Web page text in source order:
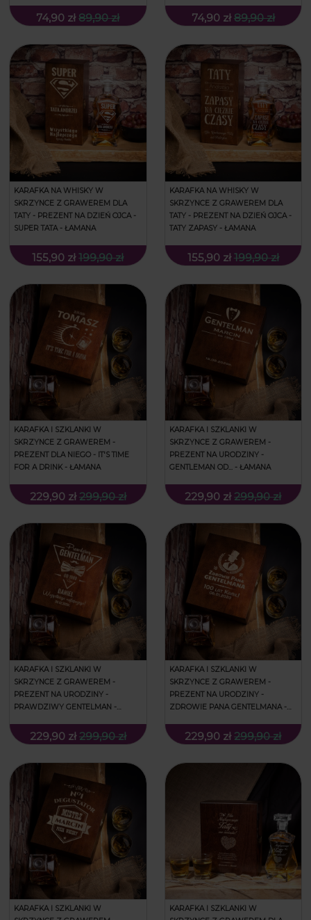
74,90 zł 89,90 zł 74,90 zł 89,90 zł
KARAFKA NA WHISKY W
SKRZYNCE Z GRAWEREM DLA
TATY - PREZENT NA DZIEŃ OJCA -
SUPER TATA - ŁAMANA
155,90 zł 199,90 zł
KARAFKA NA WHISKY W
SKRZYNCE Z GRAWEREM DLA
TATY - PREZENT NA DZIEŃ OJCA -
TATY ZAPASY - ŁAMANA
155,90 zł 199,90 zł
KARAFKA I SZKLANKI W
SKRZYNCE Z GRAWEREM -
PREZENT DLA NIEGO - IT'S TIME
FOR A DRINK - ŁAMANA
229,90 zł 299,90 zł
KARAFKA I SZKLANKI W
SKRZYNCE Z GRAWEREM -
PREZENT NA URODZINY -
GENTLEMAN OD... - ŁAMANA
229,90 zł 299,90 zł
KARAFKA I SZKLANKI W
SKRZYNCE Z GRAWEREM -
PREZENT NA URODZINY -
PRAWDZIWY GENTELMAN -
229,90 zł 299,90 zł
KARAFKA I SZKLANKI W
SKRZYNCE Z GRAWEREM -
PREZENT NA URODZINY -
ZDROWIE PANA GENTELMANA -
229,90 zł 299,90 zł
KARAFKA I SZKLANKI W
KARAFKA I SZKLANKI W